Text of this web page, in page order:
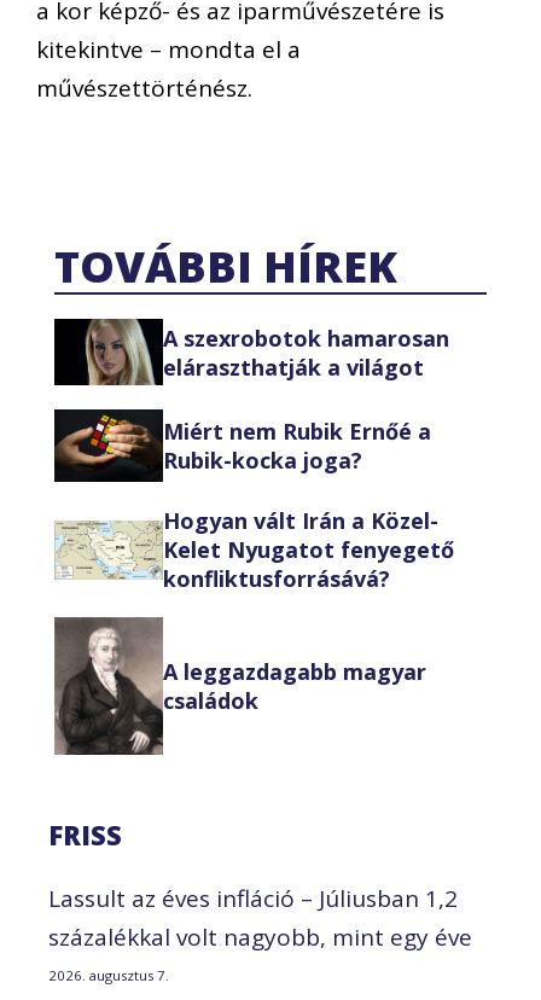
a kor képző- és az iparművészetére is
kitekintve – mondta el a
művészettörténész.
TOVÁBBI HÍREK
A szexrobotok hamarosan
eláraszthatják a világot
Miért nem Rubik Ernőé a
Rubik-kocka joga?
Hogyan vált Irán a Közel-
Kelet Nyugatot fenyegető
konfliktusforrásává?
A leggazdagabb magyar
családok
FRISS
Lassult az éves infláció – Júliusban 1,2
százalékkal volt nagyobb, mint egy éve
2026. augusztus 7.